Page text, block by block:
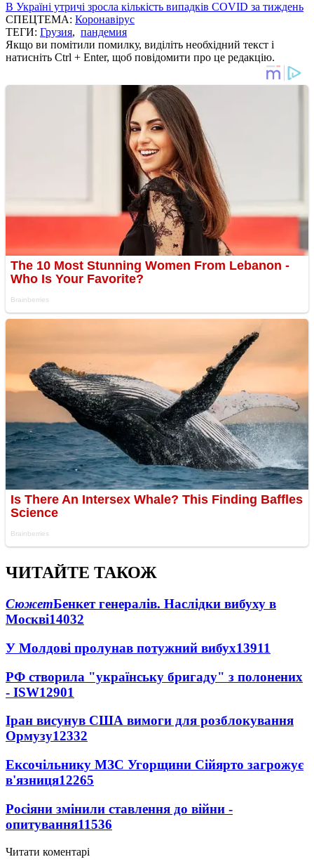
В Україні утричі зросла кількість випадків COVID за тиждень
СПЕЦТЕМА: Коронавірус
ТЕГИ: Грузия, пандемия
Якщо ви помітили помилку, виділіть необхідний текст і
натисніть Ctrl + Enter, щоб повідомити про це редакцію.
ЧИТАЙТЕ ТАКОЖ
СюжетБенкет генералів. Наслідки вибуху в
Москві14032
У Молдові пролунав потужний вибух13911
РФ створила "українську бригаду" з полонених
- ISW12901
Іран висунув США вимоги для розблокування
Ормузу12332
Ексочільнику МЗС Угорщини Сійярто загрожує
в'язниця12265
Росіяни змінили ставлення до війни -
опитування11536
Читати коментарі